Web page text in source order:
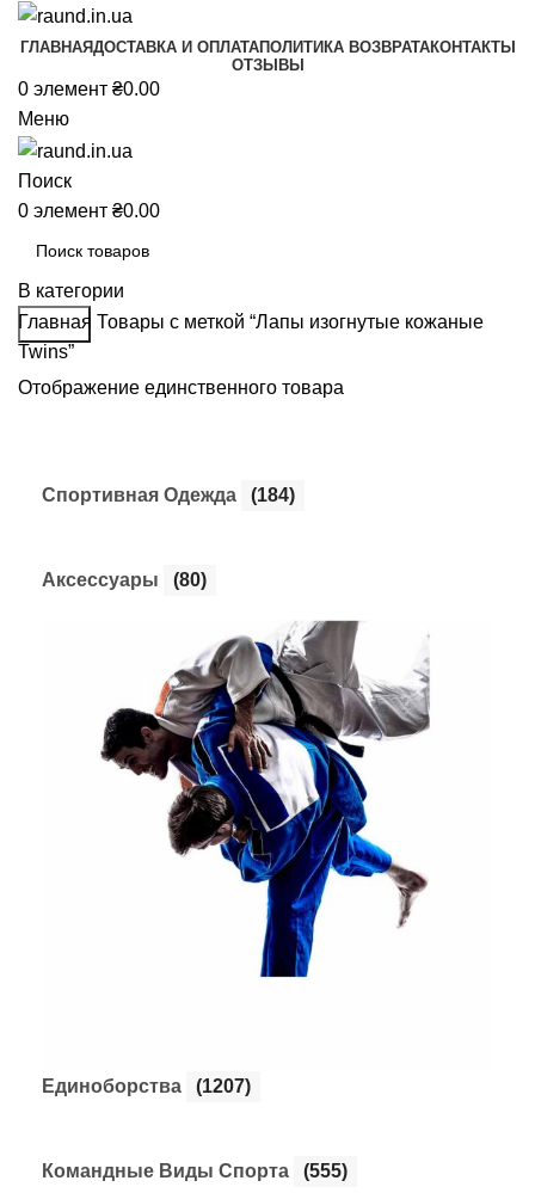
ГЛАВНАЯДОСТАВКА И ОПЛАТАПОЛИТИКА ВОЗВРАТАКОНТАКТЫ
ОТЗЫВЫ
0 элемент ₴0.00
Меню
Поиск
0 элемент ₴0.00
В категории
Поиск
Главная Товары с меткой “Лапы изогнутые кожаные
Twins”
Отображение единственного товара
Cпортивная Одежда (184)
Аксессуары (80)
Единоборства (1207)
Командные Виды Спорта (555)